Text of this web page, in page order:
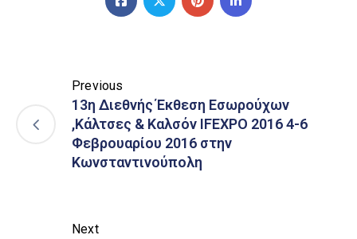
Previous
13η Διεθνής Έκθεση Εσωρούχων
,Κάλτσες & Καλσόν IFEXPO 2016 4-6
Φεβρουαρίου 2016 στην
Κωνσταντινούπολη
Next